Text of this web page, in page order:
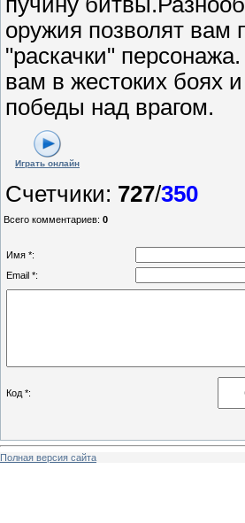
оружия позволят вам
"раскачки"
вам в жестоких боях
победы над врагом.
Играть онлайн
Счетчики: 727/350
Всего комментариев: 0
Имя *:
Email *:
Код *:
Полная версия сайта